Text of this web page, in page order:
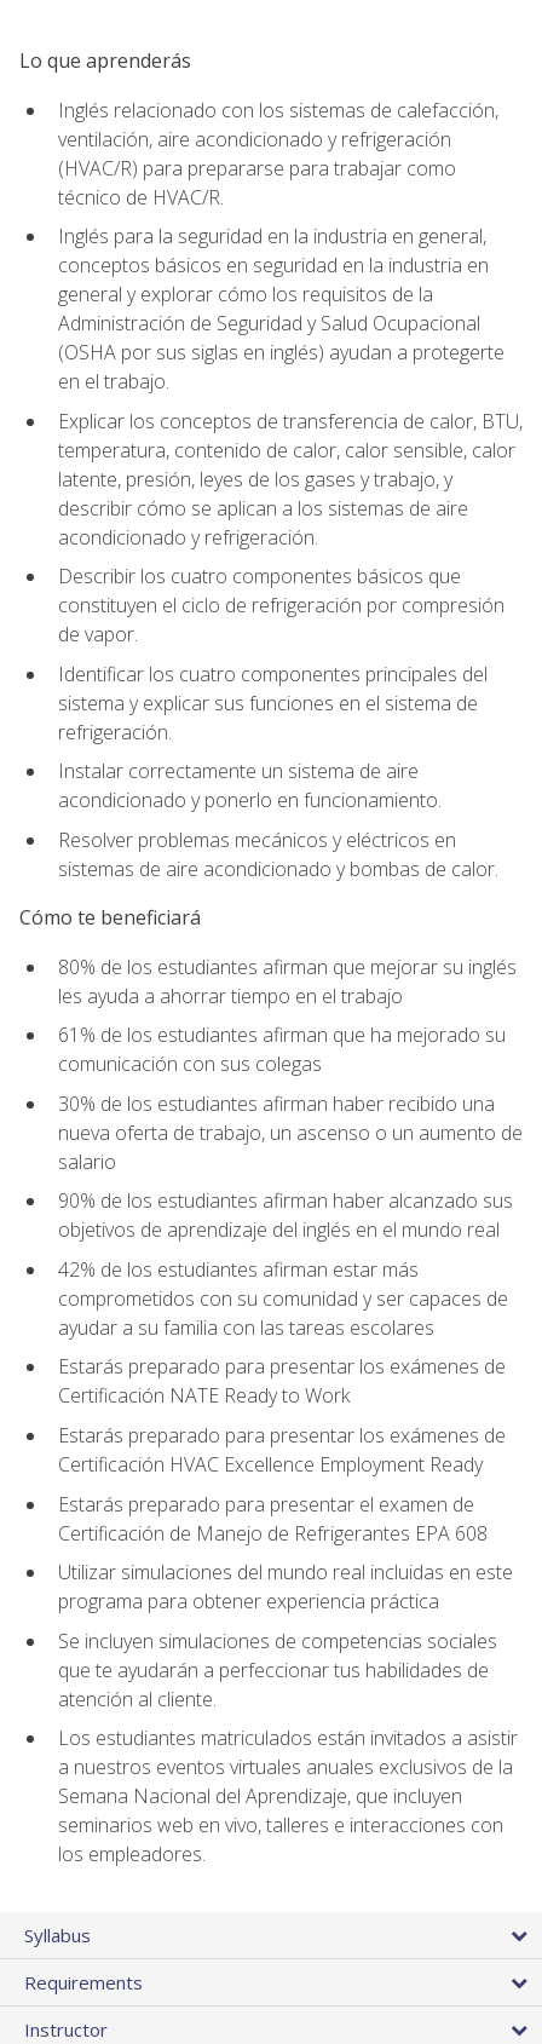
Lo que aprenderás
Inglés relacionado con los sistemas de calefacción,
ventilación, aire acondicionado y refrigeración
(HVAC/R) para prepararse para trabajar como
técnico de HVAC/R.
Inglés para la seguridad en la industria en general,
conceptos básicos en seguridad en la industria en
general y explorar cómo los requisitos de la
Administración de Seguridad y Salud Ocupacional
(OSHA por sus siglas en inglés) ayudan a protegerte
en el trabajo.
Explicar los conceptos de transferencia de calor, BTU,
temperatura, contenido de calor, calor sensible, calor
latente, presión, leyes de los gases y trabajo, y
describir cómo se aplican a los sistemas de aire
acondicionado y refrigeración.
Describir los cuatro componentes básicos que
constituyen el ciclo de refrigeración por compresión
de vapor.
Identificar los cuatro componentes principales del
sistema y explicar sus funciones en el sistema de
refrigeración.
Instalar correctamente un sistema de aire
acondicionado y ponerlo en funcionamiento.
Resolver problemas mecánicos y eléctricos en
sistemas de aire acondicionado y bombas de calor.
Cómo te beneficiará
80% de los estudiantes afirman que mejorar su inglés
les ayuda a ahorrar tiempo en el trabajo
61% de los estudiantes afirman que ha mejorado su
comunicación con sus colegas
30% de los estudiantes afirman haber recibido una
nueva oferta de trabajo, un ascenso o un aumento de
salario
90% de los estudiantes afirman haber alcanzado sus
objetivos de aprendizaje del inglés en el mundo real
42% de los estudiantes afirman estar más
comprometidos con su comunidad y ser capaces de
ayudar a su familia con las tareas escolares
Estarás preparado para presentar los exámenes de
Certificación NATE Ready to Work
Estarás preparado para presentar los exámenes de
Certificación HVAC Excellence Employment Ready
Estarás preparado para presentar el examen de
Certificación de Manejo de Refrigerantes EPA 608
Utilizar simulaciones del mundo real incluidas en este
programa para obtener experiencia práctica
Se incluyen simulaciones de competencias sociales
que te ayudarán a perfeccionar tus habilidades de
atención al cliente.
Los estudiantes matriculados están invitados a asistir
a nuestros eventos virtuales anuales exclusivos de la
Semana Nacional del Aprendizaje, que incluyen
seminarios web en vivo, talleres e interacciones con
los empleadores.
Syllabus
Requirements
Instructor